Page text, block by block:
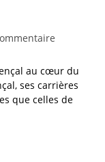
au cœur du
ses carrières
que celles de